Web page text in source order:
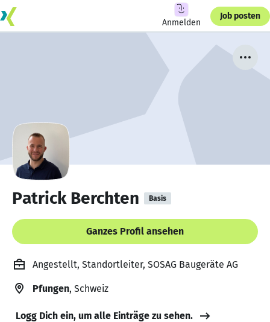
Anmelden
Job posten
Patrick Berchten Basis
Ganzes Profil ansehen
Angestellt, Standortleiter, SOSAG Baugeräte AG
Pfungen, Schweiz
Logg Dich ein, um alle Einträge zu sehen.